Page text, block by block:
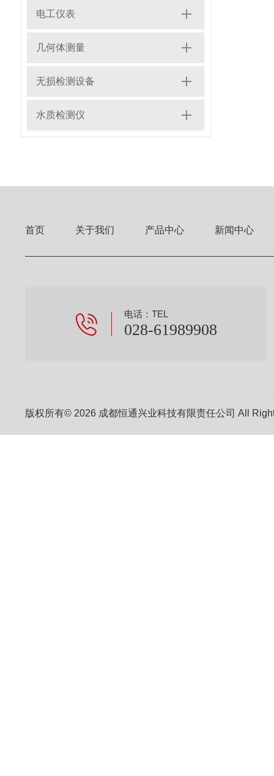
电工仪表
几何体测量
无损检测设备
水质检测仪
首页 关于我们 产品中心 新闻中心
电话：TEL
028-61989908
版权所有© 2026 成都恒通兴业科技有限责任公司 All